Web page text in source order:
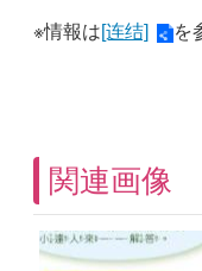
※情報は[连结] を
関連画像